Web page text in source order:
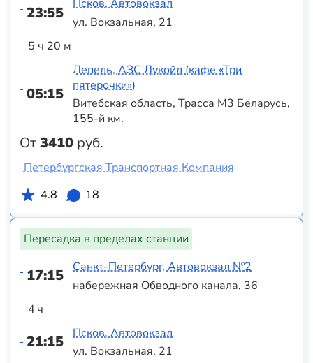
23:55
5 ч 20 м
05:15
От3410 руб.
Псков, Автовокзал
ул. Вокзальная, 21
Лепель, АЗС Лукойл (кафе «Три
пятерочки»)
Витебская область, Трасса M3 Беларусь,
155-й км.
Петербургская Транспортная Компания
4.8
18
Пересадка в пределах станции
17:15
4 ч
21:15
Санкт-Петербург, Автовокзал №2
набережная Обводного канала, 36
Псков, Автовокзал
ул. Вокзальная, 21